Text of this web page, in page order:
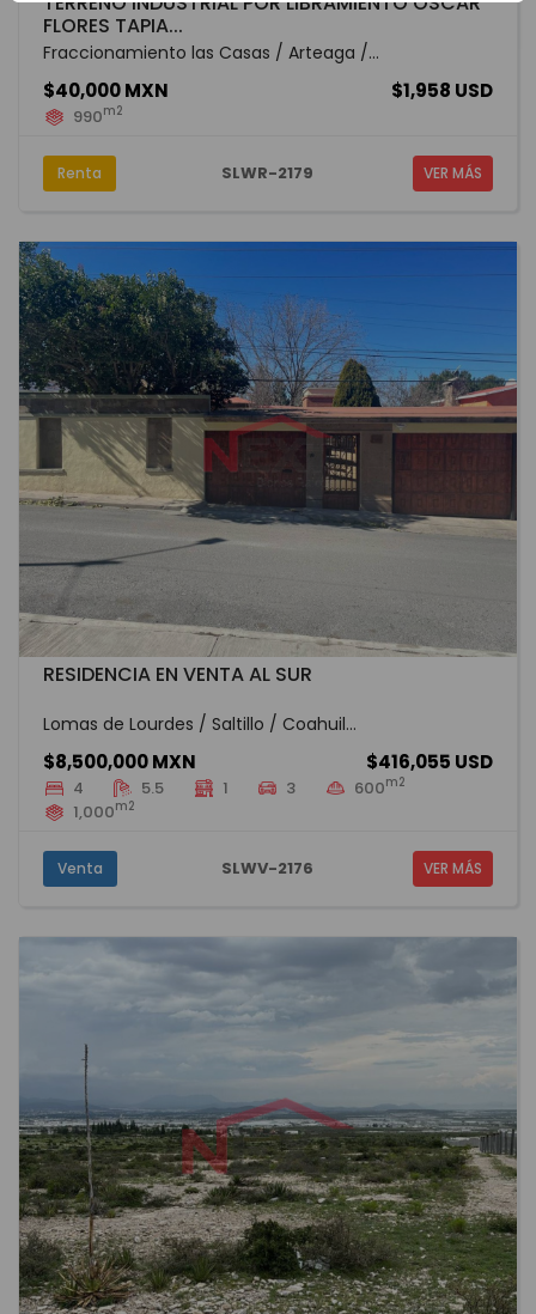
FLORES TAPIA...
Fraccionamiento las Casas / Arteaga /...
$40,000 MXN $1,958 USD
990m2
Renta SLWR-2179 VER MÁS
RESIDENCIA EN VENTA AL SUR
Lomas de Lourdes / Saltillo / Coahuil...
$8,500,000 MXN $416,055 USD
4 5.5 1 3 600m2
1,000m2
Venta SLWV-2176 VER MÁS